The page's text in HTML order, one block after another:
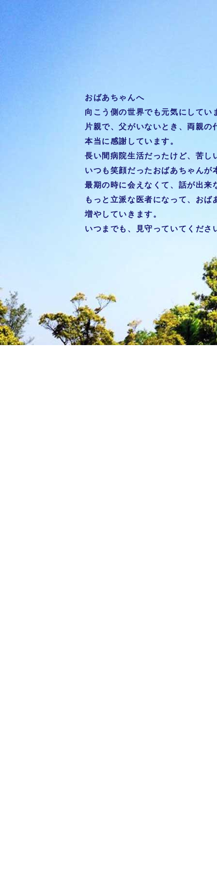
おばあちゃんへ
向こう側の世界でも元気にしてい
片親で、父がいないとき、両親
本当に感謝しています。
長い間病院生活だったけど、苦
いつも笑顔だったおばあちゃんが
最期の時に会えなくて、話が出来
もっと立派な医者になって、お
増やしていきます。
いつまでも、見守っていてくださ